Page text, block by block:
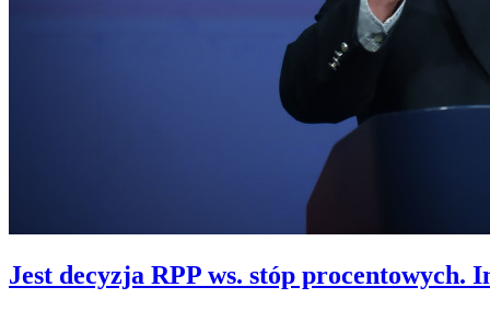
Jest decyzja RPP ws. stóp